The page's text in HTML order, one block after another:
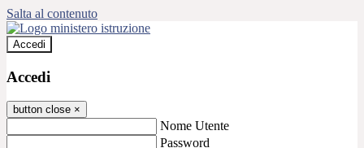
Salta al contenuto
Accedi
Accedi
button close ×
Nome Utente
Password